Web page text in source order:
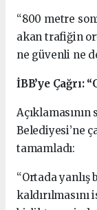
“800 metre
akan trafiğin
ne güvenli ne
İBB’ye Çağrı:
Belediyesi’ne
tamamladı:
“Ortada yanlış